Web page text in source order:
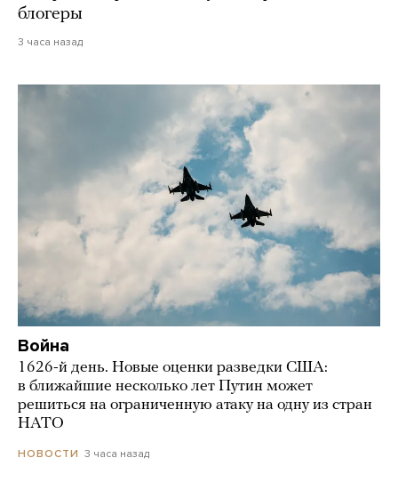
блогеры
3 часа назад
Война
1626-й день. Новые оценки разведки США:
в ближайшие несколько лет Путин может
решиться на ограниченную атаку на одну из стран
НАТО
НОВОСТИ 3 часа назад